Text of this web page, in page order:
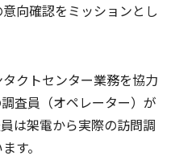
向確認をミッションとし
クトセンター業務を協力
査員（オペレーター）が
は架電から実際の訪問調
す。